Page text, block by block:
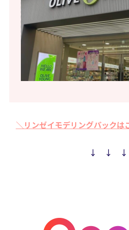
＼リンゼイモデリングパック
↓ ↓ ↓